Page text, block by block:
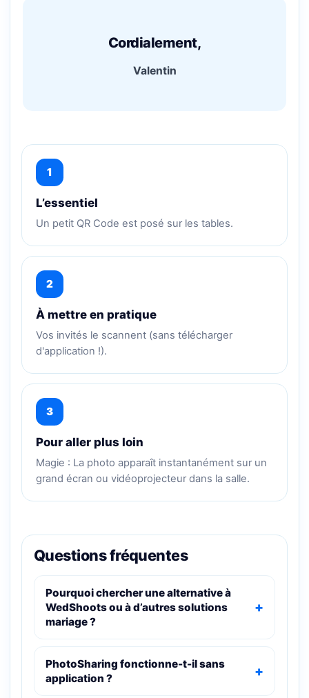
Cordialement,
Valentin
1
L’essentiel
Un petit QR Code est posé sur les tables.
2
À mettre en pratique
Vos invités le scannent (sans télécharger
d'application !).
3
Pour aller plus loin
Magie : La photo apparaît instantanément sur un
grand écran ou vidéoprojecteur dans la salle.
Questions fréquentes
Pourquoi chercher une alternative à
WedShoots ou à d’autres solutions
mariage ?
PhotoSharing fonctionne-t-il sans
application ?